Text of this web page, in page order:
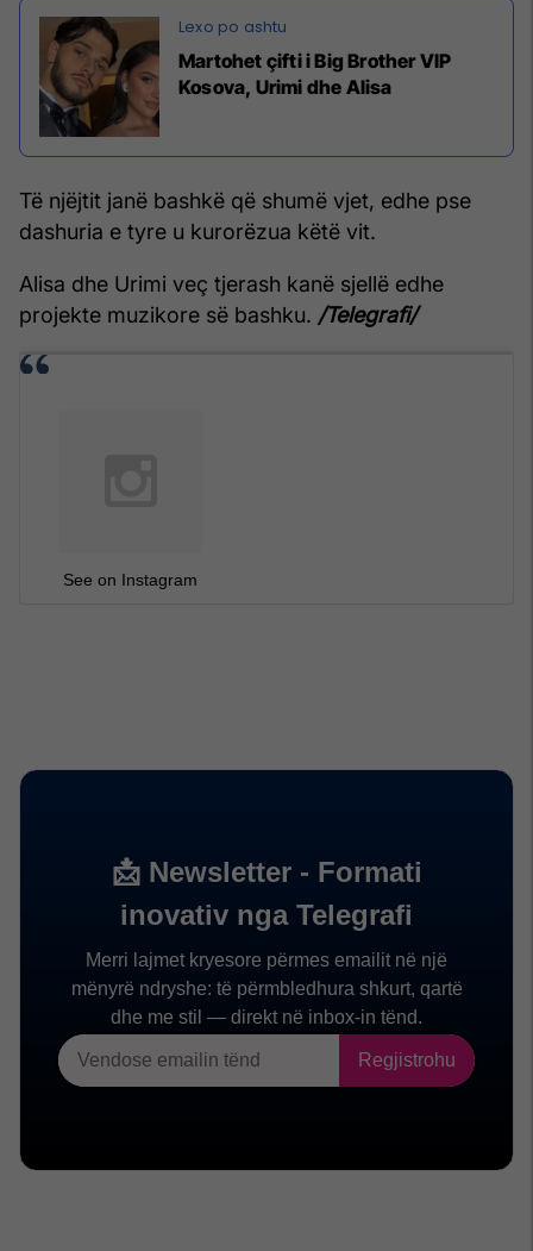
Martohet çifti i Big Brother VIP
Kosova, Urimi dhe Alisa
Të njëjtit janë bashkë që shumë vjet, edhe pse
dashuria e tyre u kurorëzua këtë vit.
Alisa dhe Urimi veç tjerash kanë sjellë edhe
projekte muzikore së bashku. /Telegrafi/
See on Instagram